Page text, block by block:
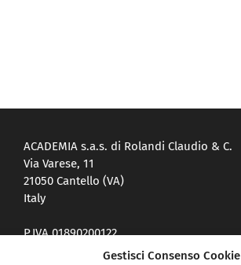
Gestisci Consenso Cookie
ACADEMIA s.a.s. di Rolandi Claudio & C.
Via Varese, 11
21050 Cantello (VA)
Italy
P.IVA 01890200122
Reg. Imprese VA-214983